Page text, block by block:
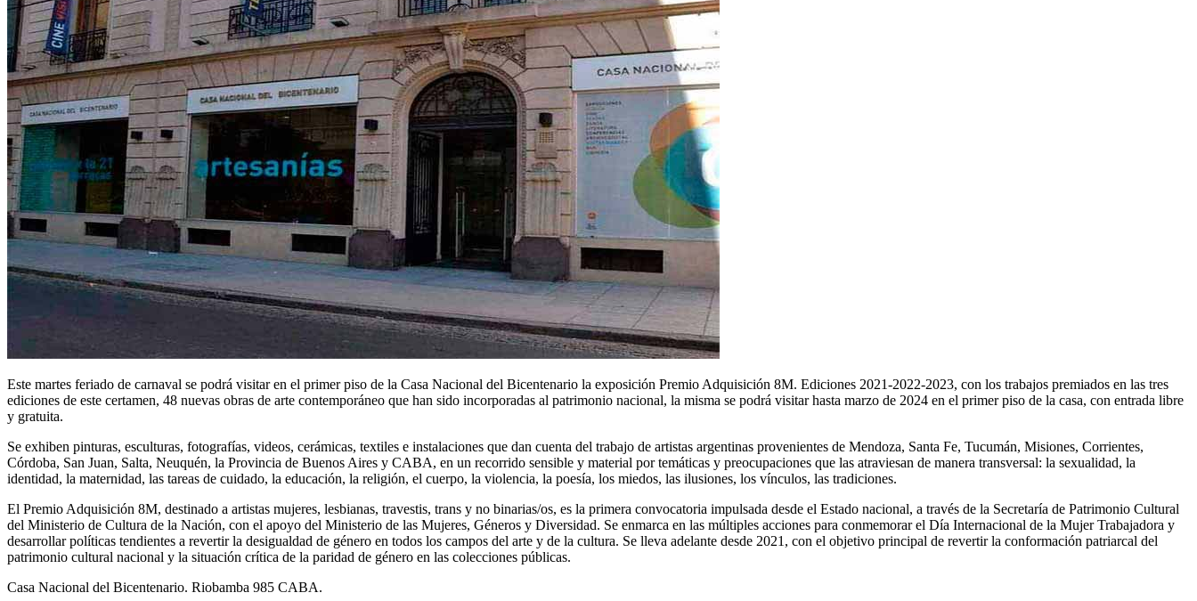
Este martes feriado de carnaval se podrá visitar en el primer piso de la Casa Nacional del Bicentenario la exposición Premio Adquisición 8M. Ediciones 2021-2022-2023, con los trabajos premiados en las tres
ediciones de este certamen, 48 nuevas obras de arte contemporáneo que han sido incorporadas al patrimonio nacional, la misma se podrá visitar hasta marzo de 2024 en el primer piso de la casa, con entrada libre
y gratuita.
Se exhiben pinturas, esculturas, fotografías, videos, cerámicas, textiles e instalaciones que dan cuenta del trabajo de artistas argentinas provenientes de Mendoza, Santa Fe, Tucumán, Misiones, Corrientes,
Córdoba, San Juan, Salta, Neuquén, la Provincia de Buenos Aires y CABA, en un recorrido sensible y material por temáticas y preocupaciones que las atraviesan de manera transversal: la sexualidad, la
identidad, la maternidad, las tareas de cuidado, la educación, la religión, el cuerpo, la violencia, la poesía, los miedos, las ilusiones, los vínculos, las tradiciones.
El Premio Adquisición 8M, destinado a artistas mujeres, lesbianas, travestis, trans y no binarias/os, es la primera convocatoria impulsada desde el Estado nacional, a través de la Secretaría de Patrimonio Cultural
del Ministerio de Cultura de la Nación, con el apoyo del Ministerio de las Mujeres, Géneros y Diversidad. Se enmarca en las múltiples acciones para conmemorar el Día Internacional de la Mujer Trabajadora y
desarrollar políticas tendientes a revertir la desigualdad de género en todos los campos del arte y de la cultura. Se lleva adelante desde 2021, con el objetivo principal de revertir la conformación patriarcal del
patrimonio cultural nacional y la situación crítica de la paridad de género en las colecciones públicas.
Casa Nacional del Bicentenario. Riobamba 985 CABA.